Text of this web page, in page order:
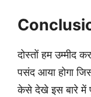
दोस्तों हम उम्मीद
पसंद आया होगा
केसे देखे इस बारे में